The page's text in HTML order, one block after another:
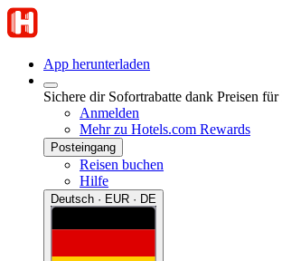
App herunterladen
Sichere dir Sofortrabatte dank Preisen
Anmelden
Mehr zu Hotels.com Rewards
Posteingang
Reisen buchen
Hilfe
Deutsch · EUR · DE